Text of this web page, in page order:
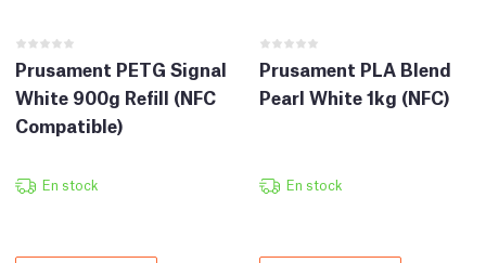
Prusament PETG Signal
White 900g Refill (NFC
Compatible)
En stock
Prusament PLA Blend
Pearl White 1kg (NFC)
En stock